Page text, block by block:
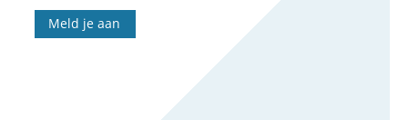
Meld je aan